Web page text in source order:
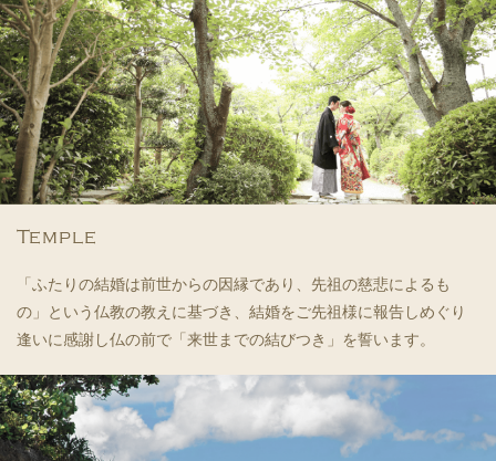
Temple
「ふたりの結婚は前世からの因縁であり、先祖の慈悲によるも
の」という仏教の教えに基づき、結婚をご先祖様に報告しめぐり
逢いに感謝し仏の前で「来世までの結びつき」を誓います。